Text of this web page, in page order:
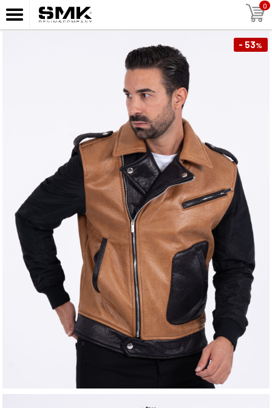
0
- 53%